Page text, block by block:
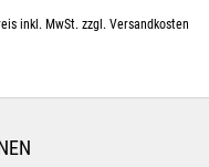
inkl. MwSt. zzgl. Versandkosten